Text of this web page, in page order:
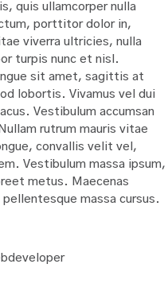
quis ullamcorper nulla
porttitor dolor in,
viverra ultricies, nulla
turpis nunc et nisl.
sit amet, sagittis at
lobortis. Vivamus vel dui
Vestibulum accumsan
rutrum mauris vitae
convallis velit vel,
Vestibulum massa ipsum,
metus. Maecenas
massa cursus.